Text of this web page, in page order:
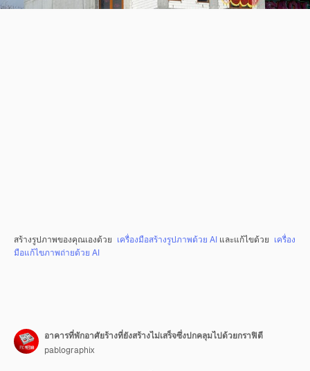
สร้างรูปภาพของคุณเองด้วย เครื่องมือสร้างรูปภาพด้วย AI และแก้ไขด้วย เครื่อง
มือแก้ไขภาพถ่ายด้วย AI
อาคารที่พักอาศัยร้างที่ยังสร้างไม่เสร็จซึ่งปกคลุมไปด้วยกราฟิตี
pablographix